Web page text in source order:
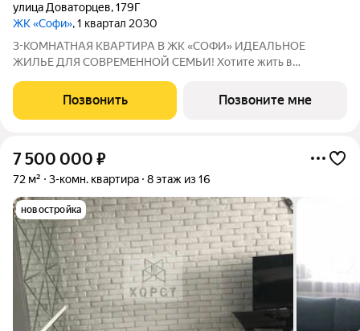
улица Доваторцев,179Г
ЖК «Софи», 1 квартал 2030
3-КОМНАТНАЯ КВАРТИРА В ЖК «СОФИ» ИДЕАЛЬНОЕ
ЖИЛЬЕ ДЛЯ СОВРЕМЕННОЙ СЕМЬИ! Хотите жить в
отличной инфраструктурой и гарантией безопасности для
вашей семьи? ЖК «Софи» от федерального застройщика
Позвонить Позвоните мне
7 500 000 ₽
72 м² 3-комн. квартира 8 этаж из 16
новостройка